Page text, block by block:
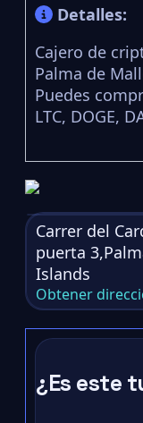
Detalles:
Cajero de
Palma de
Puedes
LTC, DOGE,
Carrer del
puerta
Islands
Obtener
¿Es este